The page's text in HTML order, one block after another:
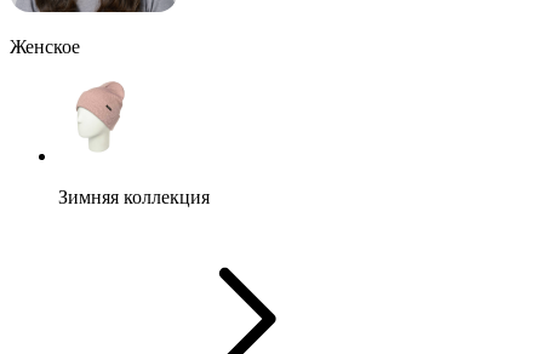
Женское
Зимняя коллекция